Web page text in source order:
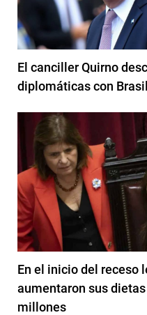
El canciller Quirno
diplomáticas con Brasil
En el inicio del receso
aumentaron sus
millones